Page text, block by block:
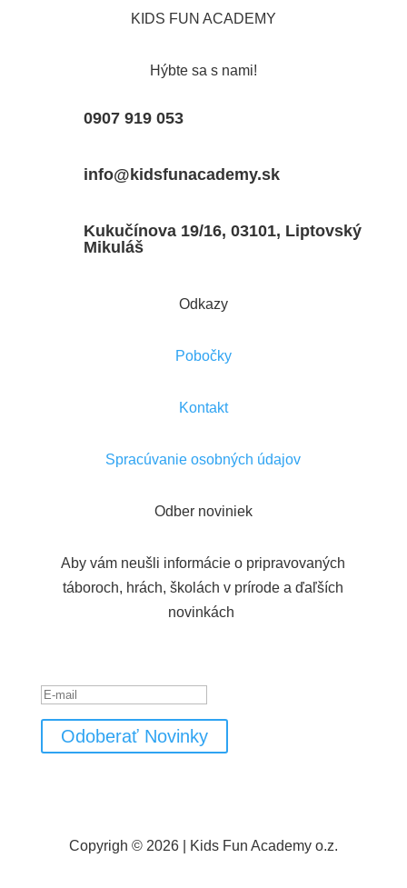
KIDS FUN ACADEMY
Hýbte sa s nami!
0907 919 053
info@kidsfunacademy.sk
Kukučínova 19/16, 03101, Liptovský
Mikuláš
Odkazy
Pobočky
Kontakt
Spracúvanie osobných údajov
Odber noviniek
Aby vám neušli informácie o pripravovaných
táboroch, hrách, školách v prírode a ďaľších
novinkách
Odoberať Novinky
Copyrigh © 2026 | Kids Fun Academy o.z.